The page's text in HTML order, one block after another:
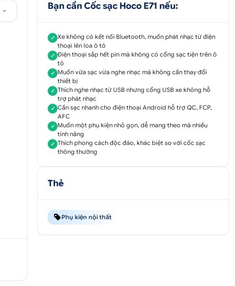
Bạn cần Cốc sạc Hoco E71 nếu:
✓ Xe không có kết nối Bluetooth, muốn phát nhạc từ điện
thoại lên loa ô tô
✓ Điện thoại sắp hết pin mà không có cổng sạc tiện trên ô
tô
✓ Muốn vừa sạc vừa nghe nhạc mà không cần thay đổi
thiết bị
✓ Thích nghe nhạc từ USB nhưng cổng USB xe không hỗ
trợ phát nhạc
✓ Cần sạc nhanh cho điện thoại Android hỗ trợ QC, FCP,
AFC
✓ Muốn một phụ kiện nhỏ gọn, dễ mang theo mà nhiều
tính năng
✓ Thích phong cách độc đáo, khác biệt so với cốc sạc
thông thường
Thẻ
Phụ kiện nội thất